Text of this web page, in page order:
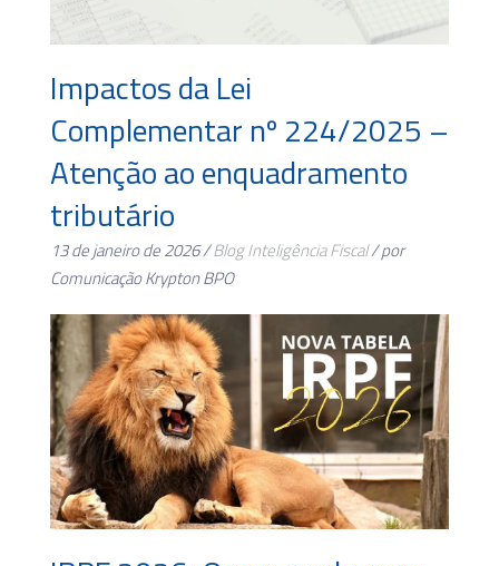
Impactos da Lei
Complementar nº 224/2025 –
Atenção ao enquadramento
tributário
13 de janeiro de 2026 /BlogInteligência Fiscal/ por
Comunicação Krypton BPO